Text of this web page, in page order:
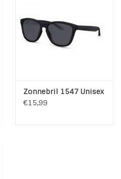
Zonnebril 1547 Unisex
€15,99